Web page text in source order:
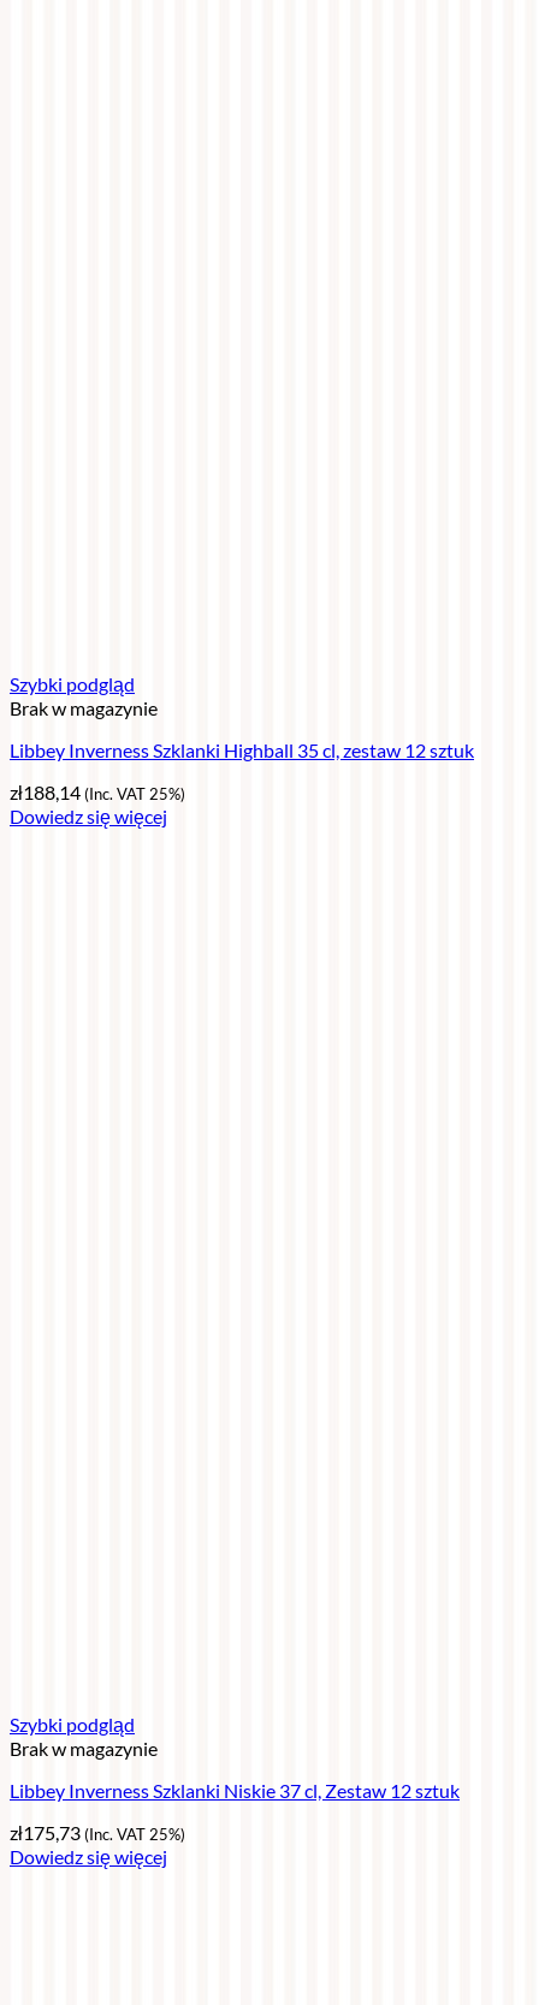
Szybki podgląd
Brak w magazynie
Libbey Inverness Szklanki Highball 35 cl, zestaw 12 sztuk
zł188,14(Inc. VAT 25%)
Dowiedz się więcej
Szybki podgląd
Brak w magazynie
Libbey Inverness Szklanki Niskie 37 cl, Zestaw 12 sztuk
zł175,73(Inc. VAT 25%)
Dowiedz się więcej